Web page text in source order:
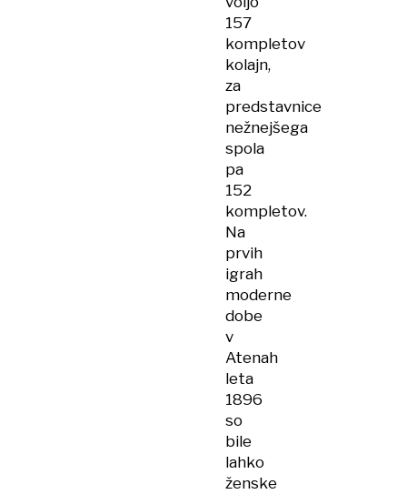
157
kompletov
kolajn,
za
predstavnice
nežnejšega
spola
pa
152
kompletov.
Na
prvih
igrah
moderne
dobe
v
Atenah
leta
1896
so
bile
lahko
ženske